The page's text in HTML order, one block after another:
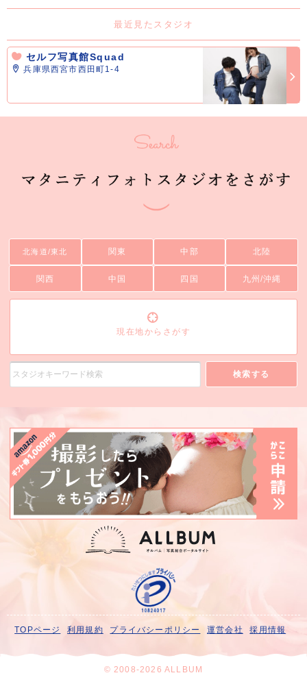
最近見たスタジオ
セルフ写真館Squad
兵庫県西宮市西田町1-4
北海道/東北 関東 中部 北陸
関西 中国 四国 九州/沖縄
現在地からさがす
検索する
TOPページ 利用規約 プライバシーポリシー 運営会社 採用情報
© 2008-2026 ALLBUM